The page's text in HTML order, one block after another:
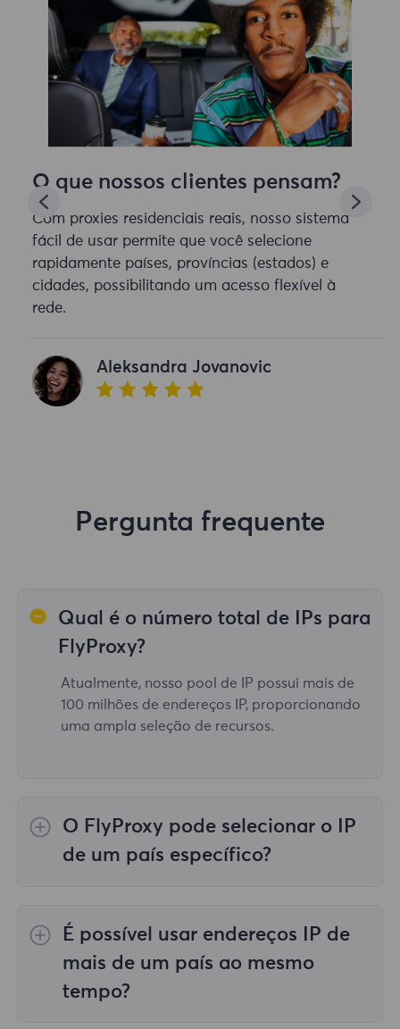
O que nossos clientes pensam?
Com proxies residenciais reais, nosso sistema
fácil de usar permite que você selecione
rapidamente países, províncias (estados) e
cidades, possibilitando um acesso flexível à
rede.
Aleksandra Jovanovic
Pergunta frequente
Qual é o número total de IPs para
FlyProxy?
Atualmente, nosso pool de IP possui mais de
100 milhões de endereços IP, proporcionando
uma ampla seleção de recursos.
O FlyProxy pode selecionar o IP
de um país específico?
todo o mundo;
Proxies residenciais ilimitados
não apoia a seleção de representantes para
países/regiões específicos;
residenciais estáticos
É possível usar endereços IP de
mais de um país ao mesmo
tempo?